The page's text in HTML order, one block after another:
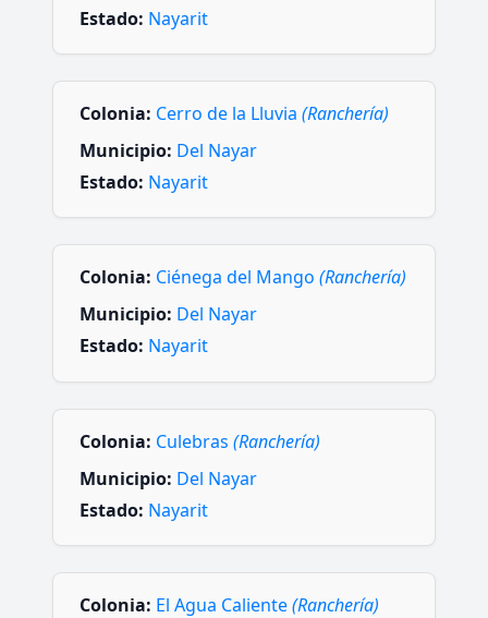
Estado: Nayarit
Colonia: Cerro de la Lluvia (Ranchería)
Municipio: Del Nayar
Estado: Nayarit
Colonia: Ciénega del Mango (Ranchería)
Municipio: Del Nayar
Estado: Nayarit
Colonia: Culebras (Ranchería)
Municipio: Del Nayar
Estado: Nayarit
Colonia: El Agua Caliente(Ranchería)